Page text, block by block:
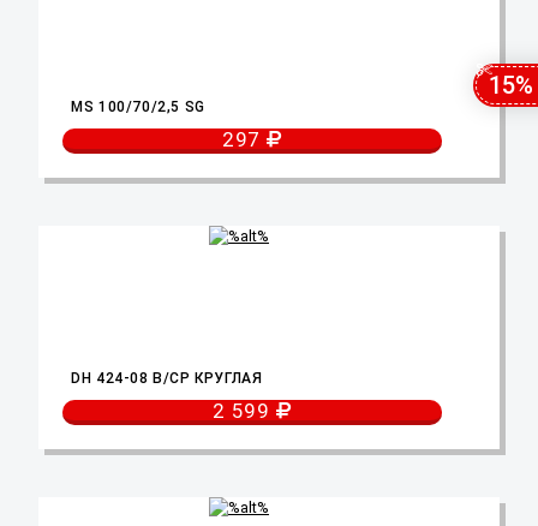
MS 100/70/2,5 SG
297
DH 424-08 B/CP КРУГЛАЯ
2 599
15%